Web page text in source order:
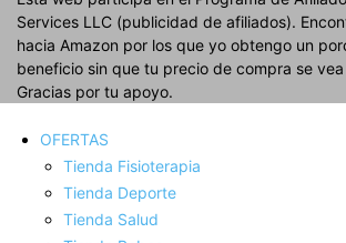
Services LLC (publicidad de afiliados).
hacia Amazon por los que yo obtengo un
beneficio sin que tu precio de compra se
Gracias por tu apoyo.
OFERTAS
Tienda Fisioterapia
Tienda Deporte
Tienda Salud